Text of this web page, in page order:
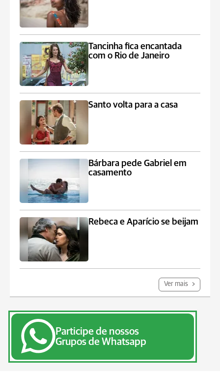
Tancinha fica encantada
com o Rio de Janeiro
Santo volta para a casa
Bárbara pede Gabriel em
casamento
Rebeca e Aparício se beijam
Ver mais
Participe de nossos
Grupos de Whatsapp